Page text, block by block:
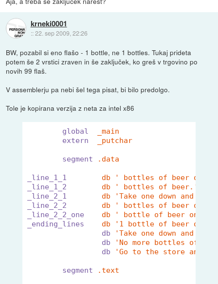
krneki0001
::22. sep 2009, 22:26
BW, pozabil si eno flašo - 1 bottle, ne 1 bottles. Tukaj prideta
potem še 2 vrstici zraven in še zaključek, ko greš v trgovino po
novih 99 flaš.
V assemblerju pa nebi šel tega pisat, bi bilo predolgo.
Tole je kopirana verzija z neta za intel x86
global
_main
extern
_putchar
segment .data
_line_1_1
db ' bottles of beer on
_line_1_2
db ' bottles of beer.',
_line_2_1
db 'Take one down and
_line_2_2
db ' bottles of beer on
_line_2_2_one
db ' bottle of beer on
_ending_lines
db '1 bottle of beer on
db
'Take one down and
db
'No more bottles of
db
'Go to the store and
segment .text